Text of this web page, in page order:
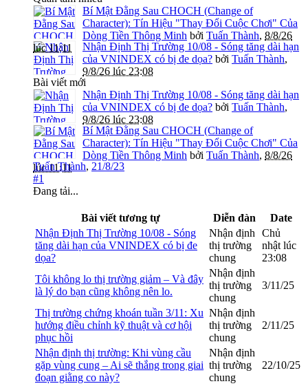
Bí Mật Đằng Sau CHOCH (Change of
Character): Tín Hiệu "Thay Đổi Cuộc Chơi" Của
Dòng Tiền Thông Minh bởi Tuấn Thành, 8/8/26
lúc 11:11
Nhận Định Thị Trường 10/08 - Sóng tăng dài hạn
của VNINDEX có bị đe dọa? bởi Tuấn Thành,
9/8/26 lúc 23:08
Bài viết mới
Nhận Định Thị Trường 10/08 - Sóng tăng dài hạn
của VNINDEX có bị đe dọa? bởi Tuấn Thành,
9/8/26 lúc 23:08
Bí Mật Đằng Sau CHOCH (Change of
Character): Tín Hiệu "Thay Đổi Cuộc Chơi" Của
Dòng Tiền Thông Minh bởi Tuấn Thành, 8/8/26
lúc 11:11
Tuấn Thành, 21/8/23
#1
Đang tải...
Bài viết tương tự Diễn đàn
Date
Nhận Định Thị Trường 10/08 - Sóng
tăng dài hạn của VNINDEX có bị đe
dọa?
Nhận định
thị trường
chung
Chủ
nhật lúc
23:08
Tôi không lo thị trường giảm – Và đây
là lý do bạn cũng không nên lo.
Nhận định
thị trường
chung
3/11/25
Thị trường chứng khoán tuần 3/11: Xu
hướng điều chỉnh kỹ thuật và cơ hội
phục hồi
Nhận định
thị trường
chung
2/11/25
Nhận định thị trường: Khi vùng cầu
gặp vùng cung – Ai sẽ thắng trong giai
đoạn giằng co này?
Nhận định
thị trường
chung
22/10/25